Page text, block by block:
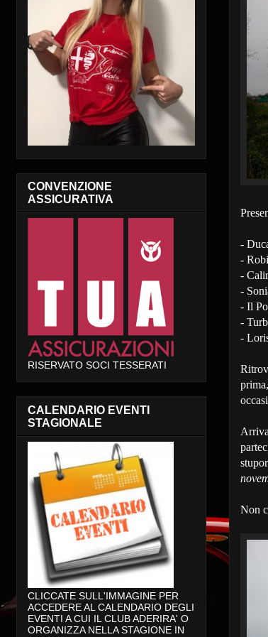
-
-
-
-
- Il
-
-
Non
CONVENZIONE
ASSICURATIVA
RISERVATO SOCI TESSERATI
CALENDARIO EVENTI
STAGIONALE
CLICCATE SULL'IMMAGINE PER
ACCEDERE AL CALENDARIO DEGLI
EVENTI A CUI IL CLUB ADERIRA' O
ORGANIZZA NELLA STAGIONE IN